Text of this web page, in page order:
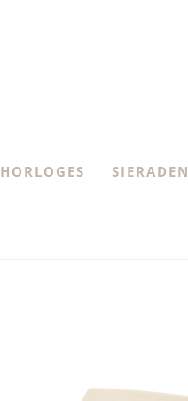
HORLOGES SIERADEN